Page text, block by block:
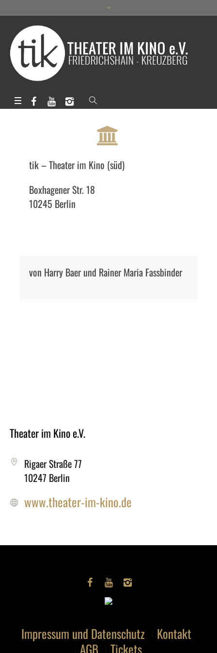
tik – Theater im Kino (süd)
Boxhagener Str. 18
10245 Berlin
von Harry Baer und Rainer Maria Fassbinder
Theater im Kino e.V.
Rigaer Straße 77
10247 Berlin
www.theater-im-kino.de
Impressum und Datenschutz
Kontakt
AGB
Tickets